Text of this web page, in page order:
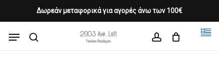
Δωρεάν μεταφορικά για αγορές άνω των 100€
content
Menu
Cart CLOSE
CART
Close